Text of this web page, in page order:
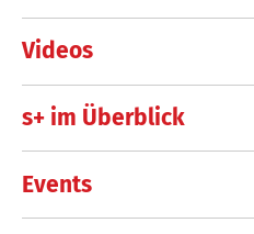
Videos
s+ im Überblick
Events